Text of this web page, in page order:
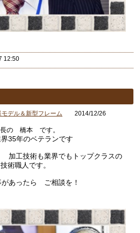
12:50
モデル＆新型フレーム 2014/12/26
長の 橋本 です。
35年のベテランです
加工技術も業界でもトップクラスの
技術職人です。
があったら ご相談を！